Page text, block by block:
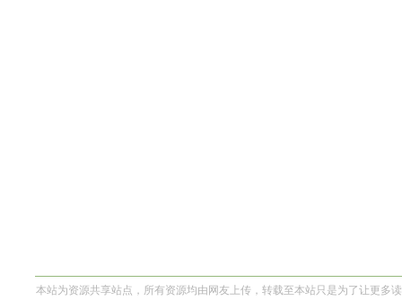
本站为资源共享站点，所有资源均由网友上传，转载至本站只是为了让更多